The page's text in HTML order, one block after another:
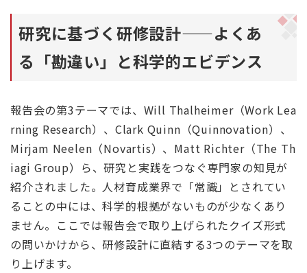
研究に基づく研修設計——よくあ
る「勘違い」と科学的エビデンス
報告会の第3テーマでは、Will Thalheimer（Work Lea
rning Research）、Clark Quinn（Quinnovation）、
Mirjam Neelen（Novartis）、Matt Richter（The Th
iagi Group）ら、研究と実践をつなぐ専門家の知見が
紹介されました。人材育成業界で「常識」とされてい
ることの中には、科学的根拠がないものが少なくあり
ません。ここでは報告会で取り上げられたクイズ形式
の問いかけから、研修設計に直結する3つのテーマを取
り上げます。